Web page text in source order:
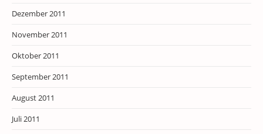
Dezember 2011
November 2011
Oktober 2011
September 2011
August 2011
Juli 2011